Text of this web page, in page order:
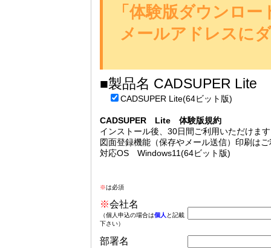
「体験版ダウンロ
メールアドレスに
■製品名 CADSUPER Lite
CADSUPER Lite(64ビット版)
CADSUPER Lite 体験版規約
インストール後、30日間ご利用いただけま
図面登録機能（保存やメール送信）印刷は
対応OS Windows11(64ビット版)
※は必須
※会社名
（個人申込の場合は個人 と記載
下さい）
部署名